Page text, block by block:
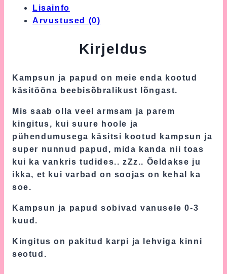
Lisainfo
Arvustused (0)
Kirjeldus
Kampsun ja papud on meie enda kootud
käsitööna beebisõbralikust lõngast.
Mis saab olla veel armsam ja parem
kingitus, kui suure hoole ja
pühendumusega käsitsi kootud kampsun ja
super nunnud papud, mida kanda nii toas
kui ka vankris tudides.. zZz.. Öeldakse ju
ikka, et kui varbad on soojas on kehal ka
soe.
Kampsun ja papud sobivad vanusele 0-3
kuud.
Kingitus on pakitud karpi ja lehviga kinni
seotud.